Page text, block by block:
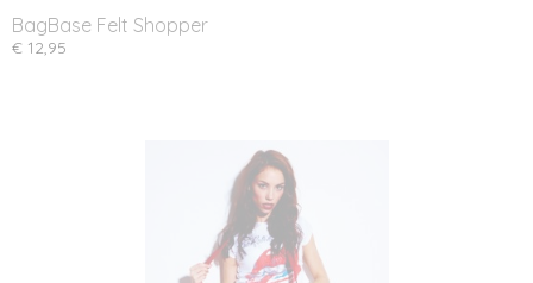
BagBase Felt Shopper
€ 12,95